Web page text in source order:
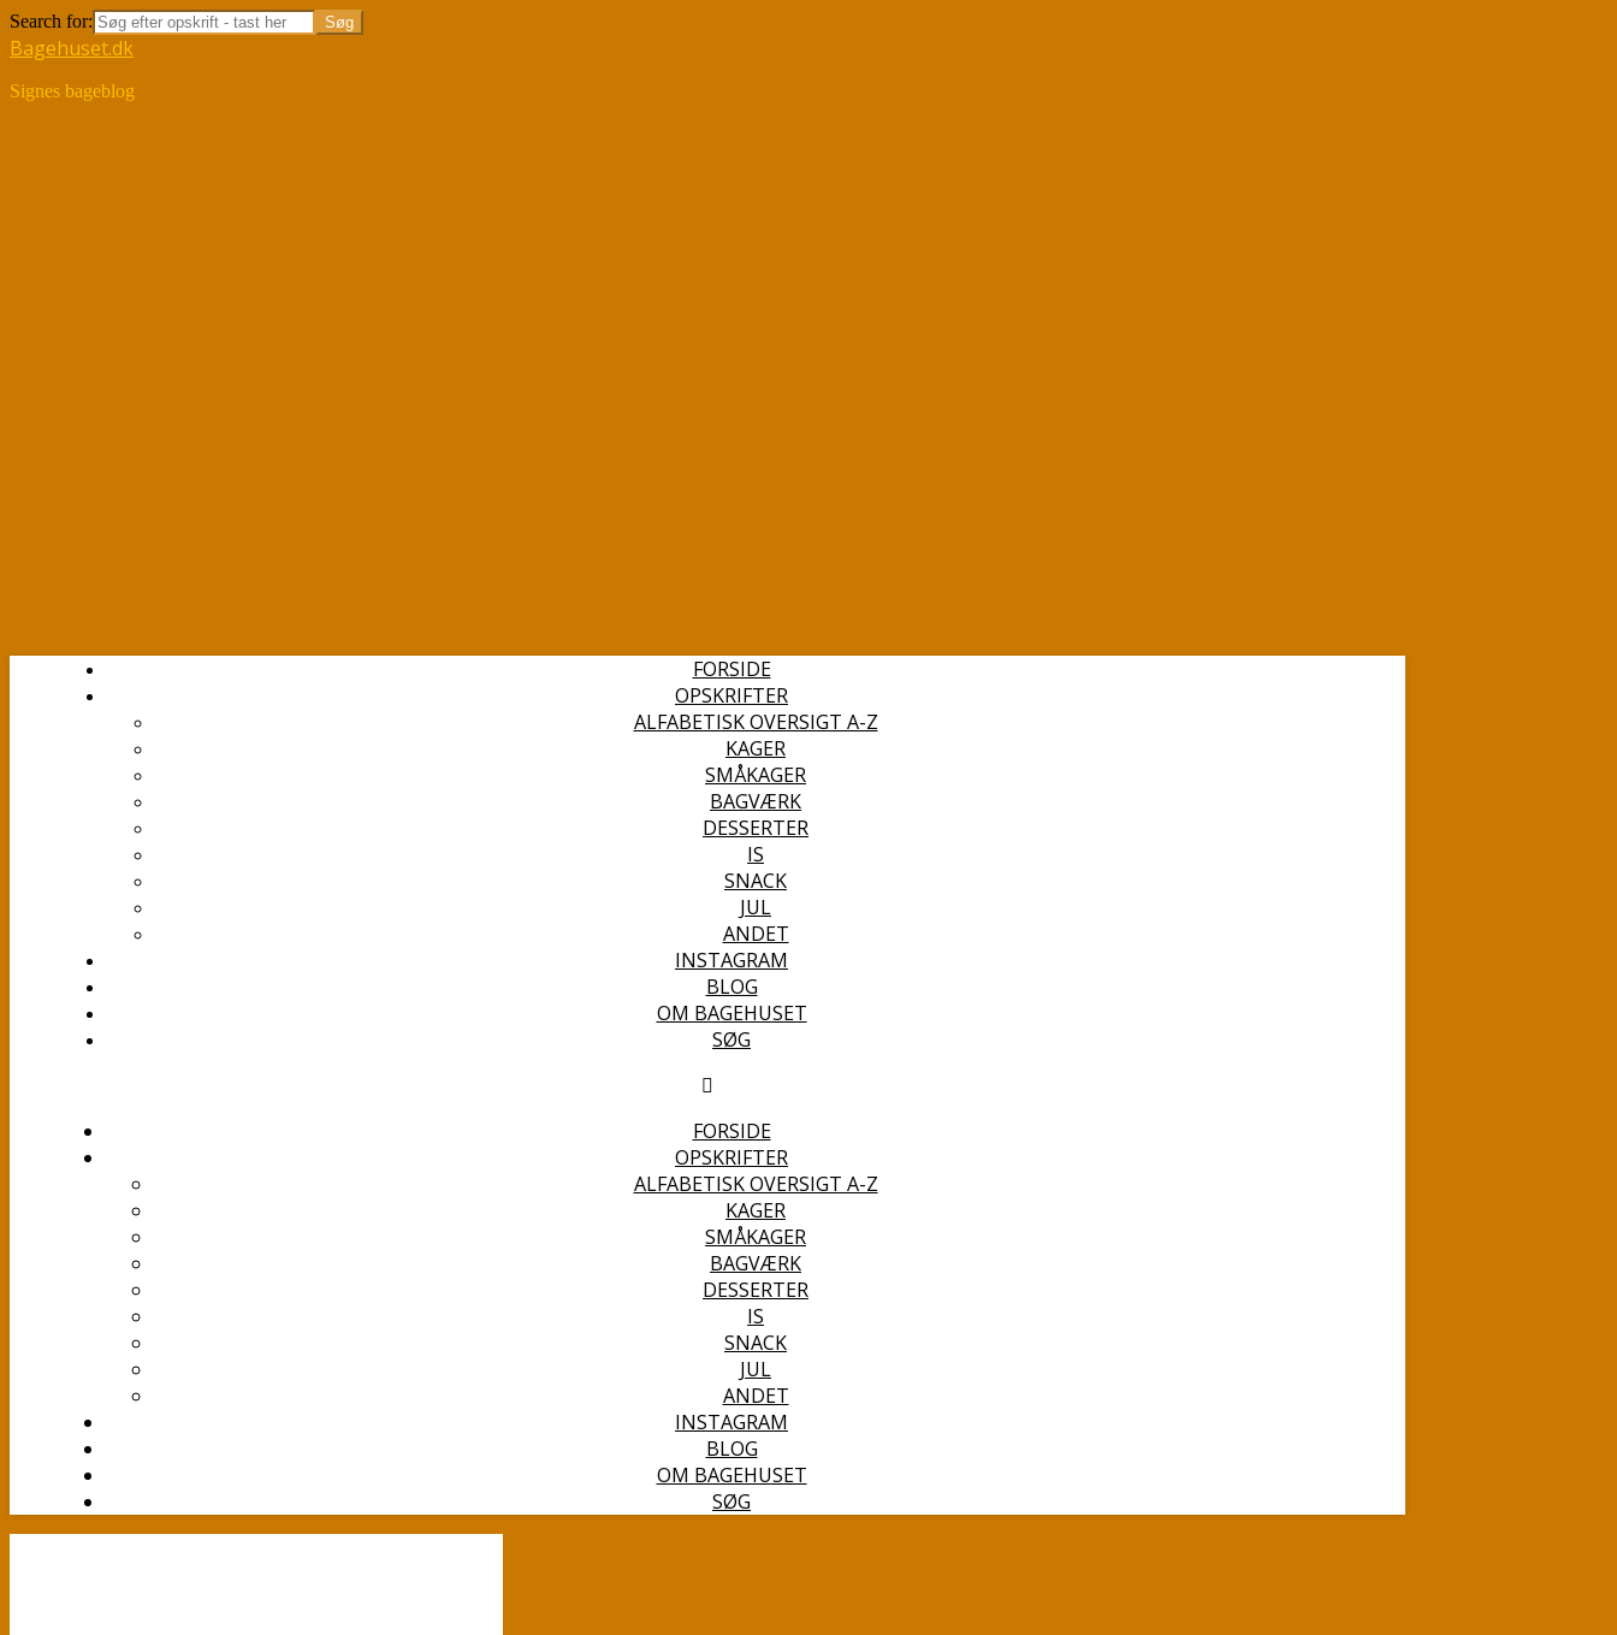
Search for:
Bagehuset.dk
Signes bageblog
FORSIDE
OPSKRIFTER
ALFABETISK OVERSIGT A-Z
KAGER
SMÅKAGER
BAGVÆRK
DESSERTER
IS
SNACK
JUL
ANDET
INSTAGRAM
BLOG
OM BAGEHUSET
SØG
FORSIDE
OPSKRIFTER
ALFABETISK OVERSIGT A-Z
KAGER
SMÅKAGER
BAGVÆRK
DESSERTER
IS
SNACK
JUL
ANDET
INSTAGRAM
BLOG
OM BAGEHUSET
SØG